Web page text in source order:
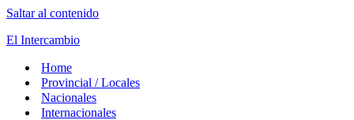
Saltar al contenido
El Intercambio
Home
Provincial / Locales
Nacionales
Internacionales